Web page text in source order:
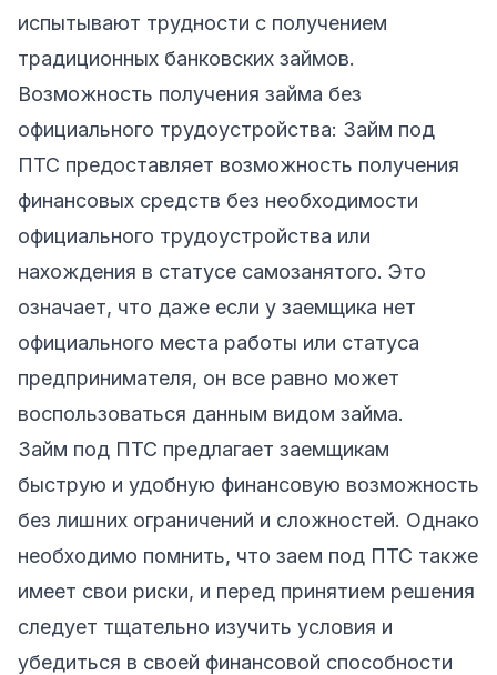
испытывают трудности с получением
традиционных банковских займов.
Возможность получения займа без
официального трудоустройства: Займ под
ПТС предоставляет возможность получения
финансовых средств без необходимости
официального трудоустройства или
нахождения в статусе самозанятого. Это
означает, что даже если у заемщика нет
официального места работы или статуса
предпринимателя, он все равно может
воспользоваться данным видом займа.
Займ под ПТС предлагает заемщикам
быструю и удобную финансовую возможность
без лишних ограничений и сложностей. Однако
необходимо помнить, что заем под ПТС также
имеет свои риски, и перед принятием решения
следует тщательно изучить условия и
убедиться в своей финансовой способности